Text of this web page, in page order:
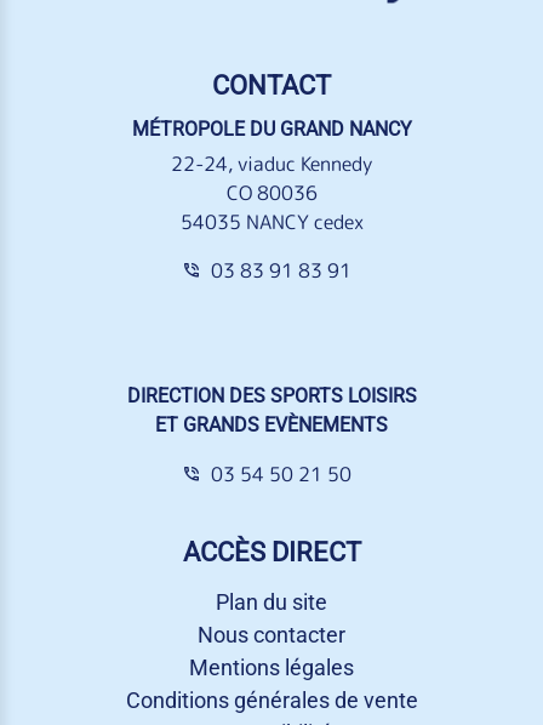
CONTACT
MÉTROPOLE DU GRAND NANCY
22-24, viaduc Kennedy
CO 80036
54035 NANCY cedex
03 83 91 83 91
DIRECTION DES SPORTS LOISIRS
ET GRANDS EVÈNEMENTS
03 54 50 21 50
ACCÈS DIRECT
Plan du site
Nous contacter
Mentions légales
Conditions générales de vente